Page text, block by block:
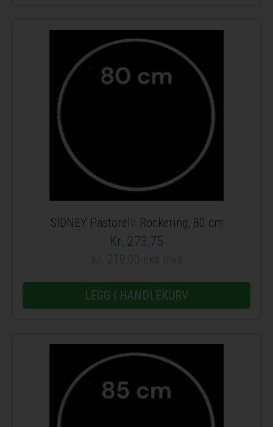
SIDNEY Pastorelli Rockering, 80 cm
Kr. 273,75
LEGG I HANDLEKURV